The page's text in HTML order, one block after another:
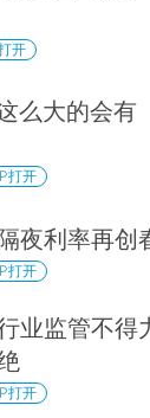
开
么大的会有
打开
夜利率再创
打开
业监管不得
打开